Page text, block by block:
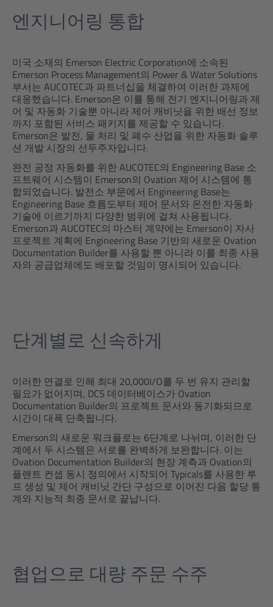
엔지니어링 통합
미국 소재의 Emerson Electric Corporation에 소속된
Emerson Process Management의 Power & Water Solutions
부서는 AUCOTEC과 파트너십을 체결하여 이러한 과제에
대응했습니다. Emerson은 이를 통해 전기 엔지니어링과 제
어 및 자동화 기술뿐 아니라 제어 캐비닛을 위한 배선 정보
까지 포함된 서비스 패키지를 제공할 수 있습니다.
Emerson은 발전, 물 처리 및 폐수 산업을 위한 자동화 솔루
션 개발 시장의 선두주자입니다.
완전 공정 자동화를 위한 AUCOTEC의 Engineering Base 소
프트웨어 시스템이 Emerson의 Ovation 제어 시스템에 통
합되었습니다. 발전소 부문에서 Engineering Base는
Engineering Base 흐름도부터 제어 문서와 온전한 자동화
기술에 이르기까지 다양한 범위에 걸쳐 사용됩니다.
Emerson과 AUCOTEC의 마스터 계약에는 Emerson이 자사
프로젝트 계획에 Engineering Base 기반의 새로운 Ovation
Documentation Builder를 사용할 뿐 아니라 이를 최종 사용
자와 공급업체에도 배포할 것임이 명시되어 있습니다.
단계별로 신속하게
이러한 연결로 인해 최대 20,000I/O를 두 번 유지 관리할
필요가 없어지며, DCS 데이터베이스가 Ovation
Documentation Builder의 프로젝트 문서와 동기화되므로
시간이 대폭 단축됩니다.
Emerson의 새로운 워크플로는 6단계로 나뉘며, 이러한 단
계에서 두 시스템은 서로를 완벽하게 보완합니다. 이는
Ovation Documentation Builder의 현장 계측과 Ovation의
플랜트 컨셉 동시 정의에서 시작되어 Typicals를 사용한 루
프 생성 및 제어 캐비닛 간단 구성으로 이어진 다음 할당 통
계와 지능적 최종 문서로 끝납니다.
협업으로 대량 주문 수주